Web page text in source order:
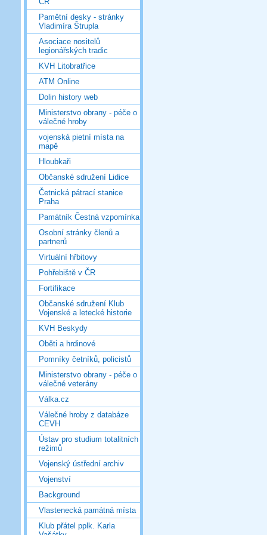
Pamětní desky - stránky
Vladimíra Štrupla
Asociace nositelů
legionářských tradic
KVH Litobratřice
ATM Online
Dolin history web
Ministerstvo obrany - péče o
válečné hroby
vojenská pietní místa na
mapě
Hloubkaři
Občanské sdružení Lidice
Četnická pátrací stanice
Praha
Památník Čestná vzpomínka
Osobní stránky členů a
partnerů
Virtuální hřbitovy
Pohřebiště v ČR
Fortifikace
Občanské sdružení Klub
Vojenské a letecké historie
KVH Beskydy
Oběti a hrdinové
Pomníky četníků, policistů
Ministerstvo obrany - péče o
válečné veterány
Válka.cz
Válečné hroby z databáze
CEVH
Ústav pro studium totalitních
režimů
Vojenský ústřední archiv
Vojenství
Background
Vlastenecká památná místa
Klub přátel pplk. Karla